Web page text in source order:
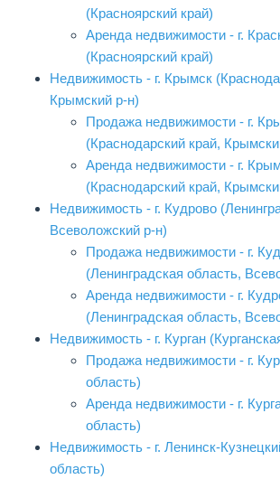
(Красноярский край)
Аренда недвижимости - г. Красноярск
(Красноярский край)
Недвижимость - г. Крымск (Краснодарский край,
Крымский р-н)
Продажа недвижимости - г. Крымск
(Краснодарский край,
Аренда недвижимости - г. Крымск
(Краснодарский край,
Недвижимость - г. Кудрово (Ленинградская область,
Всеволожский р-н)
Продажа недвижимости - г. Кудрово
(Ленинградская область,
Аренда недвижимости - г. Кудрово
(Ленинградская область,
Недвижимость - г. Курган
Продажа недвижимости - г. Курган (Курганская
область)
Аренда недвижимости - г. Курган (Курганская
область)
Недвижимость - г. Ленинск-Кузнецкий (Кемеровская
область)